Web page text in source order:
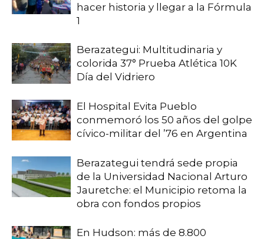
hacer historia y llegar a la Fórmula
1
Berazategui: Multitudinaria y
colorida 37° Prueba Atlética 10K
Día del Vidriero
El Hospital Evita Pueblo
conmemoró los 50 años del golpe
cívico-militar del ’76 en Argentina
Berazategui tendrá sede propia
de la Universidad Nacional Arturo
Jauretche: el Municipio retoma la
obra con fondos propios
En Hudson: más de 8.800